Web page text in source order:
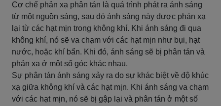
Cơ chế phản xạ phân tán là quá trình phát ra ánh sáng
từ một nguồn sáng, sau đó ánh sáng này được phản xạ
lại từ các hạt mịn trong không khí. Khi ánh sáng đi qua
không khí, nó sẽ va chạm với các hạt mịn như bụi, hạt
nước, hoặc khí bẩn. Khi đó, ánh sáng sẽ bị phân tán và
phản xạ ở một số góc khác nhau.
Sự phân tán ánh sáng xảy ra do sự khác biệt về độ khúc
xạ giữa không khí và các hạt mịn. Khi ánh sáng va chạm
với các hạt mịn, nó sẽ bị gập lại và phân tán ở một số